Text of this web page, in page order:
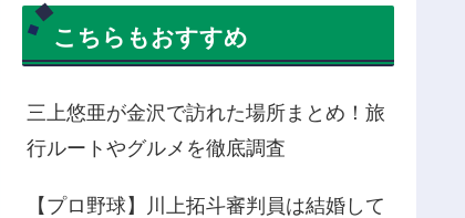
こちらもおすすめ
三上悠亜が金沢で訪れた場所まとめ！旅
行ルートやグルメを徹底調査
【プロ野球】川上拓斗審判員は結婚して